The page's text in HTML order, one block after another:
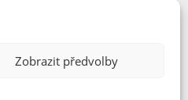
Zobrazit předvolby